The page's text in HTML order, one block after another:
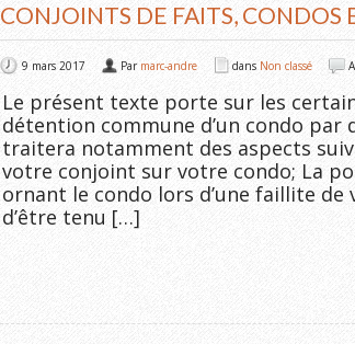
CONJOINTS DE FAITS, CONDOS
9 mars 2017 Par marc-andre dans Non classé
Le présent texte porte sur les
détention commune d’un condo par
traitera notamment des aspects
votre conjoint sur votre condo; La
ornant le condo lors d’une faillite
d’être tenu […]